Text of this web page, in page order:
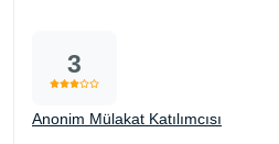
3
Anonim Mülakat Katılımcısı